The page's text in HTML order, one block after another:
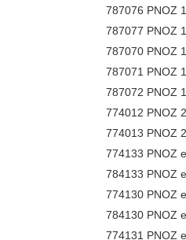
787076 PNOZ
787077 PNOZ
787070 PNOZ
787071 PNOZ
787072 PNOZ
774012 PNOZ
774013 PNOZ
774133 PNOZ
784133 PNOZ
774130 PNOZ
784130 PNOZ
774131 PNOZ